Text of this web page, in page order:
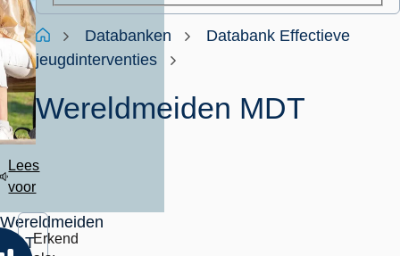
Kruimelpad
HomeDatabanken
Databank Effectieve
jeugdinterventies
Wereldmeiden MDT
Lees
voor
Wereldmeiden
MDTErkend